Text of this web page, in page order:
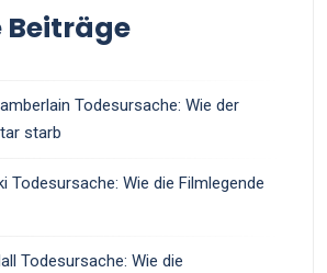
Todesursache: Wie der
starb
Todesursache: Wie die Filmlegende
Todesursache: Wie die